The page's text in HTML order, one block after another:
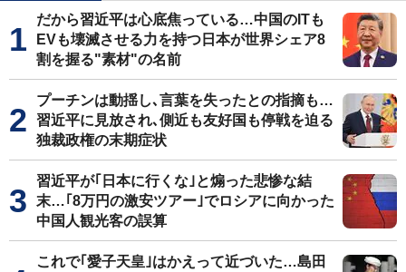
だから習近平は心底焦っている…中国のITも
EVも壊滅させる力を持つ日本が世界シェア8
割を握る"素材"の名前
プーチンは動揺し､言葉を失ったとの指摘も…
習近平に見放され､側近も友好国も停戦を迫る
独裁政権の末期症状
習近平が｢日本に行くな｣と煽った悲惨な結
末…｢8万円の激安ツアー｣でロシアに向かった
中国人観光客の誤算
これで｢愛子天皇｣はかえって近づいた…島田